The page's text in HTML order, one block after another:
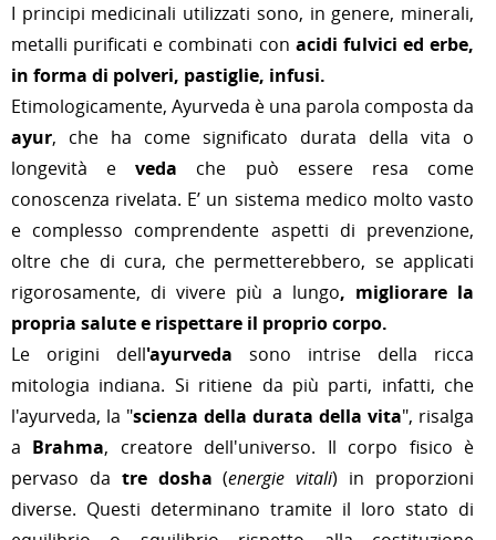
I principi medicinali utilizzati sono, in genere, minerali,
metalli purificati e combinati con acidi fulvici ed erbe,
in forma di polveri, pastiglie, infusi.
Etimologicamente, Ayurveda è una parola composta da
ayur, che ha come significato durata della vita o
longevità eveda che può essere resa come
conoscenza rivelata. E’ un sistema medico molto vasto
e complesso comprendente aspetti di prevenzione,
oltre che di cura, che permetterebbero, se applicati
rigorosamente, di vivere più a lungo, migliorare la
propria salute e rispettare il proprio corpo.
Le origini dell'ayurveda sono intrise della ricca
mitologia indiana. Si ritiene da più parti, infatti, che
l'ayurveda, la "scienza della durata della vita", risalga
a Brahma, creatore dell'universo. Il corpo fisico è
pervaso da tre dosha (energie vitali) in proporzioni
diverse. Questi determinano tramite il loro stato di